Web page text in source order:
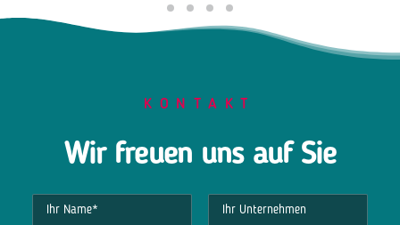
KONTAKT
Wir freuen uns auf Sie